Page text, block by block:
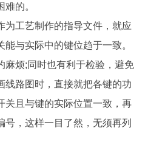
的。
工艺制作的指导文件，就应
与实际中的键位趋于一致。
麻烦;同时也有利于检验，避免
线路图时，直接就把各键的功
关且与键的实际位置一致，再
，这样一目了然，无须再列